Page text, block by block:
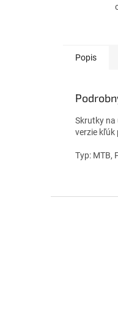
Popis
Skrutky na
verzie kľúk
Typ: MTB,